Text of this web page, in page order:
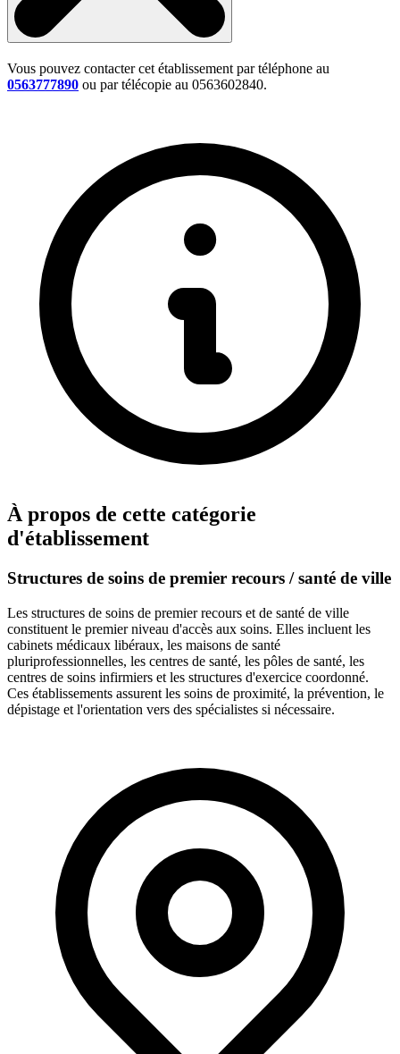
Vous pouvez contacter cet établissement par téléphone au
0563777890 ou par télécopie au 0563602840.
À propos de cette catégorie
d'établissement
Structures de soins de premier recours / santé de ville
Les structures de soins de premier recours et de santé de ville
constituent le premier niveau d'accès aux soins. Elles incluent les
cabinets médicaux libéraux, les maisons de santé
pluriprofessionnelles, les centres de santé, les pôles de santé, les
centres de soins infirmiers et les structures d'exercice coordonné.
Ces établissements assurent les soins de proximité, la prévention, le
dépistage et l'orientation vers des spécialistes si nécessaire.